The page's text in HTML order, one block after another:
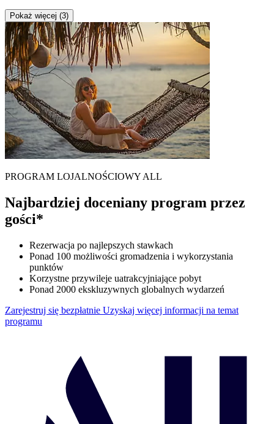
Pokaż więcej (3)
PROGRAM LOJALNOŚCIOWY ALL
Najbardziej doceniany program przez
gości*
Rezerwacja po najlepszych stawkach
Ponad 100 możliwości gromadzenia i wykorzystania
punktów
Korzystne przywileje uatrakcyjniające pobyt
Ponad 2000 ekskluzywnych globalnych wydarzeń
Zarejestruj się bezpłatnie Uzyskaj więcej informacji na temat
programu